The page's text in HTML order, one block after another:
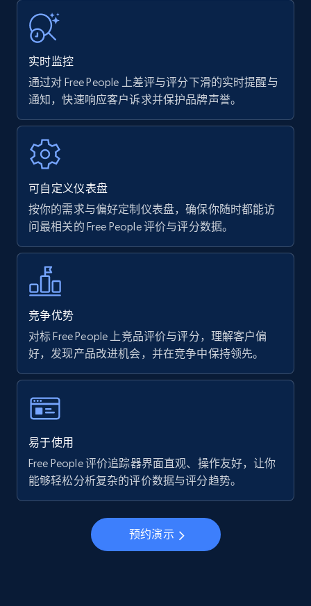
Title, Seller name, Brand, Description, Initial
price, Currency, Availability, Reviews count, and
more.
35.3K+ 5.7K+ 立即开始
Amazon Reviews
URL, Product name, Product rating, Product
rating object, Product rating max, Rating,
Author name, Asin, and more.
URL, Final price, Sku, Currency, Gtin,
Specifications, Image urls, Top reviews, and
more.
5.6K+
Walmart - products - Find new products by
using specific category URL
URL, Final price, Sku, Currency, Gtin,
Specifications, Image urls, Top reviews, and
实时监控
通过对 Free People 上差评与评分下滑的实时提醒与
通知，快速响应客户诉求并保护品牌声誉。
可自定义仪表盘
按你的需求与偏好定制仪表盘，确保你随时都能访
问最相关的 Free People 评价与评分数据。
竞争优势
对标 Free People 上竞品评价与评分，理解客户偏
好，发现产品改进机会，并在竞争中保持领先。
易于使用
Free People 评价追踪器界面直观、操作友好，让你
能够轻松分析复杂的评价数据与评分趋势。
预约演示